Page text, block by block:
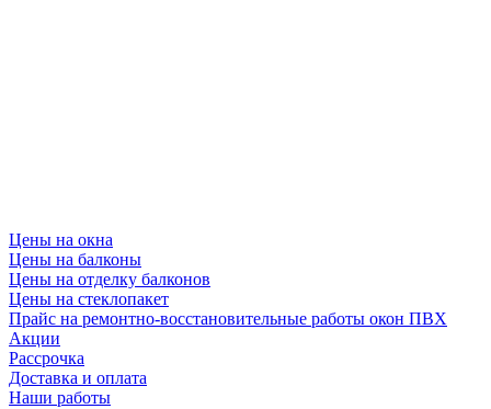
Цены на окна
Цены на балконы
Цены на отделку балконов
Цены на стеклопакет
Прайс на ремонтно-восстановительные работы окон ПВХ
Акции
Рассрочка
Доставка и оплата
Наши работы